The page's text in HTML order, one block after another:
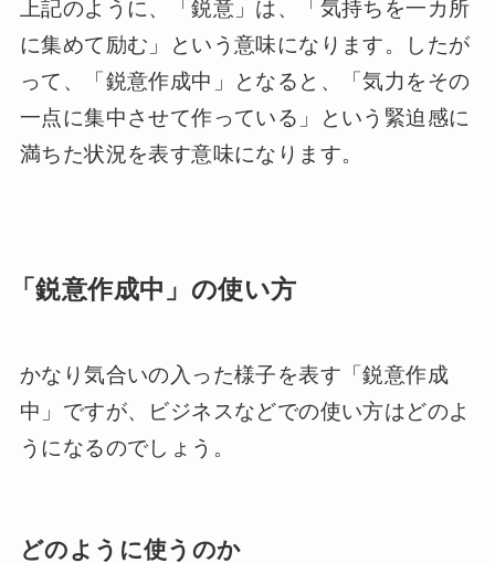
上記のように、「鋭意」は、「気持ちを一カ所
に集めて励む」という意味になります。したが
って、「鋭意作成中」となると、「気力をその
一点に集中させて作っている」という緊迫感に
満ちた状況を表す意味になります。
「鋭意作成中」の使い方
かなり気合いの入った様子を表す「鋭意作成
中」ですが、ビジネスなどでの使い方はどのよ
うになるのでしょう。
どのように使うのか